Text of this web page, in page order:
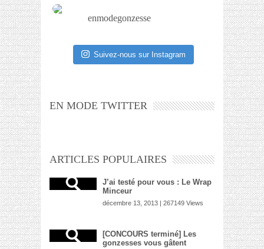
enmodegonzesse
Suivez-nous sur Instagram
EN MODE TWITTER
ARTICLES POPULAIRES
J’ai testé pour vous : Le Wrap
Minceur
décembre 13, 2013 | 267149 Views
[CONCOURS terminé] Les
gonzesses vous gâtent